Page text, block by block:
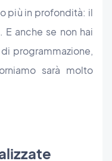
più in profondità: il
anche se non hai
programmazione,
sarà molto